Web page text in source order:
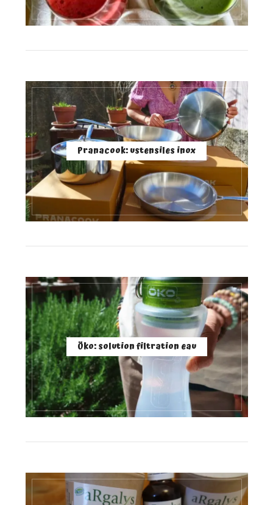
Pranacook: ustensiles inox
Öko: solution filtration eau